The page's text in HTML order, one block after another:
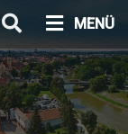
MENÜ